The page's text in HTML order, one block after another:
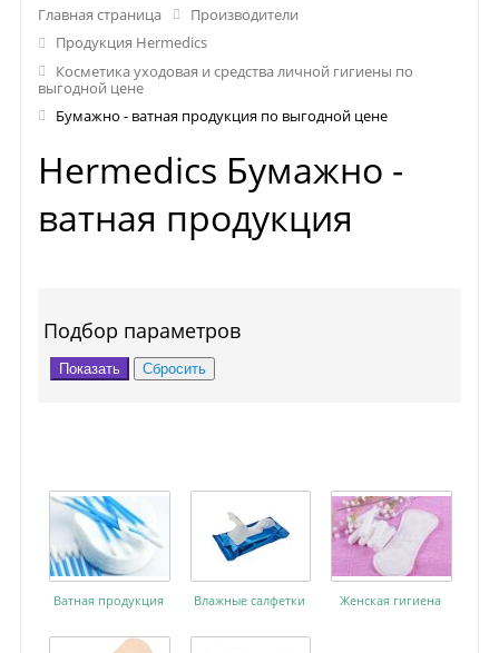
Главная страница
Производители
Продукция Hermedics
Косметика уходовая и средства личной гигиены по
выгодной цене
Бумажно - ватная продукция по выгодной цене
Hermedics Бумажно -
ватная продукция
Подбор параметров
Ватная продукция Влажные салфетки Женская гигиена